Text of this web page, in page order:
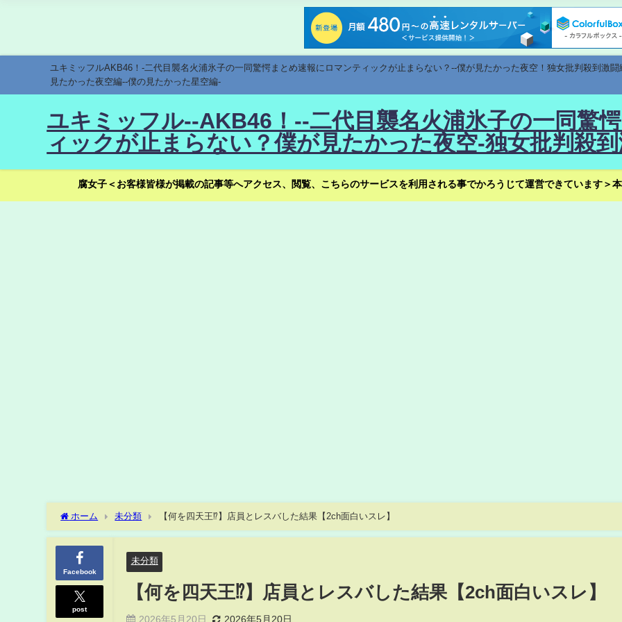
ユキミッフルAKB46！-二代目襲名火浦氷子の一同驚愕まとめ速報にロマンティックが止まらない？--僕が見たかった夜空！独女批判殺到激
見たかった夜空編--僕の見たかった星空編-
ユキミッフル--AKB46！--二代目襲名火浦氷子の一同驚
ィックが止まらない？僕が見たかった夜空-独女批判殺
腐女子＜お客様皆様が掲載の記事等へアクセス、閲覧、こちらのサービスを利用される事でかろうじて運営できています＞
ホーム 未分類 【何を四天王⁉︎】店員とレスバした結果【2ch面白いスレ】
Facebook
post
未分類
【何を四天王⁉︎】店員とレスバした結果【2ch面白いスレ】
2026年5月20日 2026年5月20日